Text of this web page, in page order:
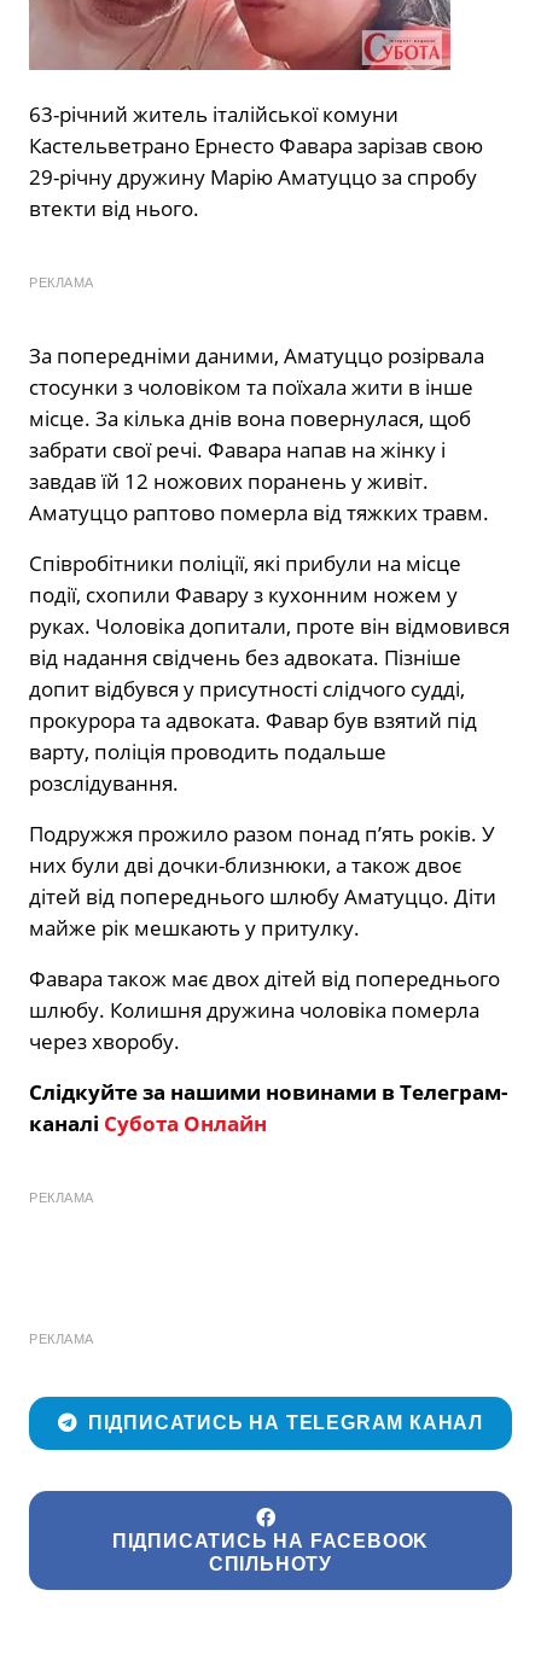
63-річний житель італійської комуни
Кастельветрано Ернесто Фавара зарізав свою
29-річну дружину Марію Аматуццо за спробу
втекти від нього.
РЕКЛАМА
За попередніми даними, Аматуццо розірвала
стосунки з чоловіком та поїхала жити в інше
місце. За кілька днів вона повернулася, щоб
забрати свої речі. Фавара напав на жінку і
завдав їй 12 ножових поранень у живіт.
Аматуццо раптово померла від тяжких травм.
Співробітники поліції, які прибули на місце
події, схопили Фавару з кухонним ножем у
руках. Чоловіка допитали, проте він відмовився
від надання свідчень без адвоката. Пізніше
допит відбувся у присутності слідчого судді,
прокурора та адвоката. Фавар був взятий під
варту, поліція проводить подальше
розслідування.
Подружжя прожило разом понад п’ять років. У
них були дві дочки-близнюки, а також двоє
дітей від попереднього шлюбу Аматуццо. Діти
майже рік мешкають у притулку.
Фавара також має двох дітей від попереднього
шлюбу. Колишня дружина чоловіка померла
через хворобу.
Слідкуйте за нашими новинами в Телеграм-
каналі Субота Онлайн
РЕКЛАМА
РЕКЛАМА
ПІДПИСАТИСЬ НА TELEGRAM КАНАЛ
ПІДПИСАТИСЬ НА FACEBOOK
СПІЛЬНОТУ